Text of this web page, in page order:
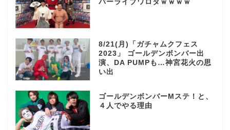
パーライブワロタｗｗｗｗ
8/21(月)「ガチャムクフェス
2023」 ゴールデンボンバー出
演、DA PUMPも…神宮花火の思
い出
ゴールデンボンバーMステ！と、
４人でやる理由